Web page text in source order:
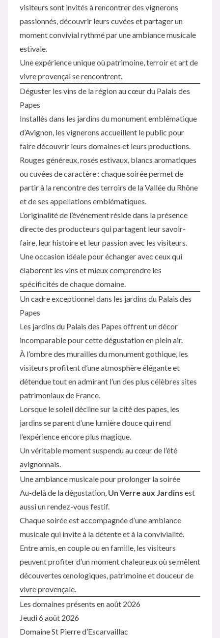
visiteurs sont invités à rencontrer des vignerons
passionnés, découvrir leurs cuvées et partager un
moment convivial rythmé par une ambiance musicale
estivale.
Une expérience unique où patrimoine, terroir et art de
vivre provençal se rencontrent.
Déguster les vins de la région au cœur du Palais des
Papes
Installés dans les jardins du monument emblématique
d’Avignon, les vignerons accueillent le public pour
faire découvrir leurs domaines et leurs productions.
Rouges généreux, rosés estivaux, blancs aromatiques
ou cuvées de caractère : chaque soirée permet de
partir à la rencontre des terroirs de la Vallée du Rhône
et de ses appellations emblématiques.
L’originalité de l’événement réside dans la présence
directe des producteurs qui partagent leur savoir-
faire, leur histoire et leur passion avec les visiteurs.
Une occasion idéale pour échanger avec ceux qui
élaborent les vins et mieux comprendre les
spécificités de chaque domaine.
Un cadre exceptionnel dans les jardins du Palais des
Papes
Les jardins du Palais des Papes offrent un décor
incomparable pour cette dégustation en plein air.
À l’ombre des murailles du monument gothique, les
visiteurs profitent d’une atmosphère élégante et
détendue tout en admirant l’un des plus célèbres sites
patrimoniaux de France.
Lorsque le soleil décline sur la cité des papes, les
jardins se parent d’une lumière douce qui rend
l’expérience encore plus magique.
Un véritable moment suspendu au cœur de l’été
avignonnais.
Une ambiance musicale pour prolonger la soirée
Au-delà de la dégustation, Un Verre aux Jardins est
aussi un rendez-vous festif.
Chaque soirée est accompagnée d’une ambiance
musicale qui invite à la détente et à la convivialité.
Entre amis, en couple ou en famille, les visiteurs
peuvent profiter d’un moment chaleureux où se mêlent
découvertes œnologiques, patrimoine et douceur de
vivre provençale.
Les domaines présents en août 2026
Jeudi 6 août 2026
Domaine St Pierre d’Escarvaillac